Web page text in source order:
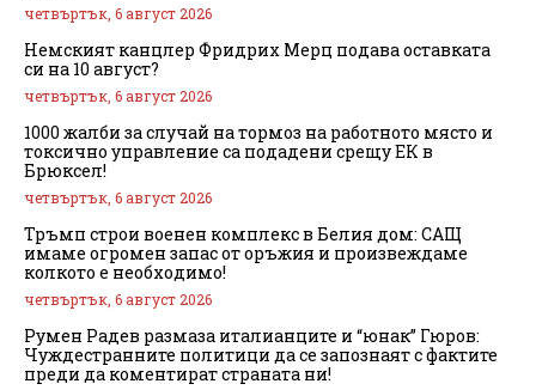
четвъртък, 6 август 2026
Немският канцлер Фридрих Мерц подава оставката
си на 10 август?
четвъртък, 6 август 2026
1000 жалби за случай на тормоз на работното място и
токсично управление са подадени срещу ЕК в
Брюксел!
четвъртък, 6 август 2026
Тръмп строи военен комплекс в Белия дом: САЩ
имаме огромен запас от оръжия и произвеждаме
колкото е необходимо!
четвъртък, 6 август 2026
Румен Радев размаза италианците и “юнак” Гюров:
Чуждестранните политици да се запознаят с фактите
преди да коментират страната ни!